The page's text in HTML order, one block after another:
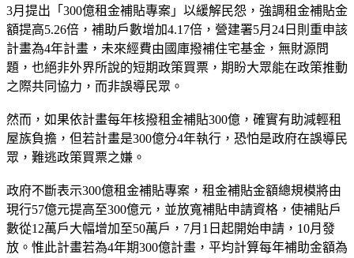
3月提出「300億租金補貼專案」以緩解民怨，強調租金補貼金
額提高5.26倍，補助戶數增加4.17倍，營建署5月24日則重申該
計畫為4年計畫，未來經費由國庫撥補住宅基金，無財源問
題，也絕非外界所說的短期政策買票，期盼大眾能在政策推動
之際共同協力，而非誤導民眾。
然而，如果依計畫每年核撥租金補貼300億，確實有助減輕租
屋族負擔，但若計畫是300億分4年執行，恐怕是政府在誤導民
眾，難逃政策買票之嫌。
政府不斷表示300億租金補貼專案，租金補貼金額總規模將由
現行57億元提高至300億元，並放寬補貼申請資格，使補貼戶
數從12萬戶大幅增加至50萬戶，7月1日起開始申請，10月發
放。惟此計畫若為4年期300億計畫，平均計算每年補助金額為